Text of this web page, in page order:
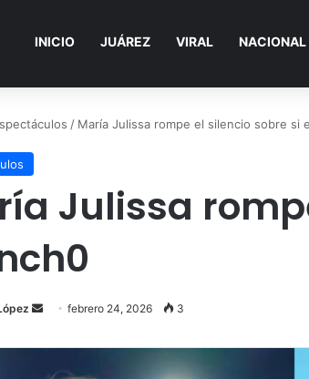
INICIO JUÁREZ VIRAL NACIONAL
/ María Julissa rompe el silencio sobre si
Julissa
Send
email
febrero 24, 2026 3